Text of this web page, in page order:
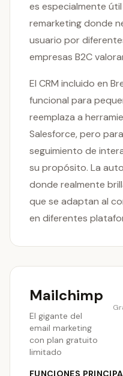
es especialmente
remarketing donde
usuario por
empresas B2C
El CRM incluido en
funcional para
reemplaza a
Salesforce, pero
seguimiento de
su propósito. La
donde realmente
que se adaptan al
en diferentes
Mailchimp
El gigante del
email marketing
con plan gratuito
limitado
FUNCIONES